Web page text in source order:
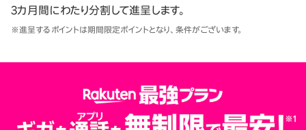
3カ月間にわたり分割して進呈します。
※進呈するポイントは期間限定ポイントとなり、条件がございます。